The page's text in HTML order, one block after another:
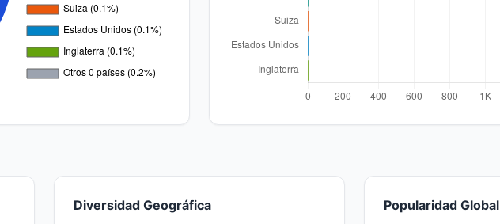
Diversidad Geográfica Popularidad Global